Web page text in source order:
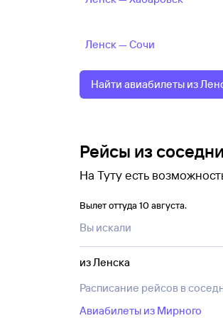
Ленск — Сочи
Найти авиабилеты из
Рейсы из
На Туту есть возможность
Если даты поездки
выбора билета можно
Вылет оттуда 10 августа.
Вы искали
из Ленска
Расписание рейсов в
Авиабилеты из Мирного